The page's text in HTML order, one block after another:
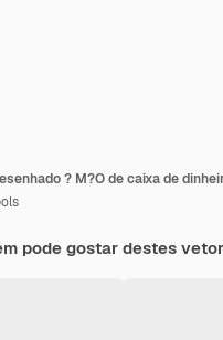
? M?O de caixa de
pode gostar destes